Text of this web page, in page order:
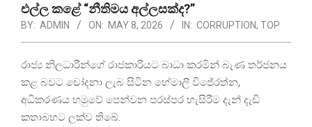
එල්ල කළේ “නීතිමය අල්ලසක්ද?”
BY: ADMIN ON: MAY 8, 2026 IN: CORRUPTION, TOP
රාජ්‍ය නිලධාරීන්ගේ රාජකාරියට බාධා කරමින් බැණ තර්ජනය
කළ බවට චෝදනා ලැබ සිටින හේමාලී විජේරත්න,
අධිකරණය හමුවේ පෙන්වන පරස්පර හැසිරීම දැන් දැඩි
කතාබහට ලක්ව තිබේ.